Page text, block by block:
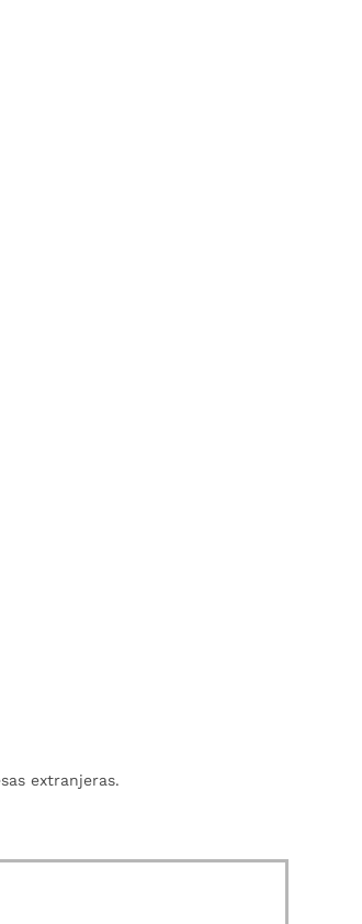
extranjeras.